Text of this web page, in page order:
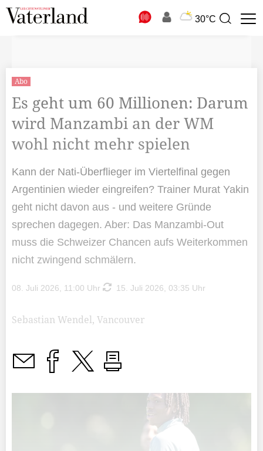
30°C
Suchbegriff
Abo
Es geht um 60 Millionen: Darum
wird Manzambi an der WM
wohl nicht mehr spielen
Kann der Nati-Überflieger im Viertelfinal gegen
Argentinien wieder eingreifen? Trainer Murat Yakin
geht nicht davon aus - und weitere Gründe
sprechen dagegen. Aber: Das Manzambi-Out
muss die Schweizer Chancen aufs Weiterkommen
nicht zwingend schmälern.
08. Juli 2026, 11:00 Uhr 15. Juli 2026, 03:35 Uhr
Sebastian Wendel, Vancouver